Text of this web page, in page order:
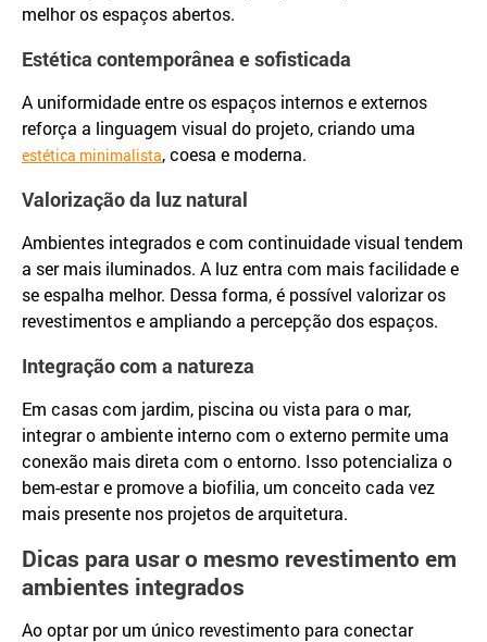
melhor os espaços abertos.
Estética contemporânea e sofisticada
A uniformidade entre os espaços internos e externos
reforça a linguagem visual do projeto, criando uma
estética minimalista, coesa e moderna.
Valorização da luz natural
Ambientes integrados e com continuidade visual tendem
a ser mais iluminados. A luz entra com mais facilidade e
se espalha melhor. Dessa forma, é possível valorizar os
revestimentos e ampliando a percepção dos espaços.
Integração com a natureza
Em casas com jardim, piscina ou vista para o mar,
integrar o ambiente interno com o externo permite uma
conexão mais direta com o entorno. Isso potencializa o
bem-estar e promove a biofilia, um conceito cada vez
mais presente nos projetos de arquitetura.
Dicas para usar o mesmo revestimento em
ambientes integrados
Ao optar por um único revestimento para conectar